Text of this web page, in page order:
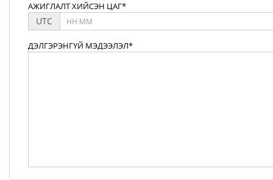
АЖИГЛАЛТ ХИЙСЭН ЦАГ*
UTC
ДЭЛГЭРЭНГҮЙ МЭДЭЭЛЭЛ*